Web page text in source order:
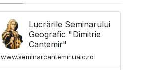
Lucrările Seminarului
Geografic "Dimitrie
Cantemir"
www.seminarcantemir.uaic.ro